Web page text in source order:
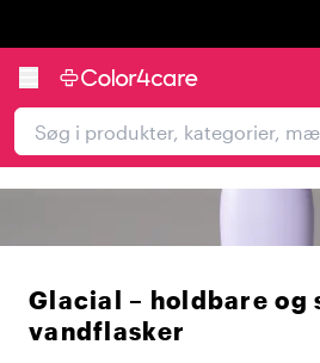
Glacial – holdbare og
vandflasker